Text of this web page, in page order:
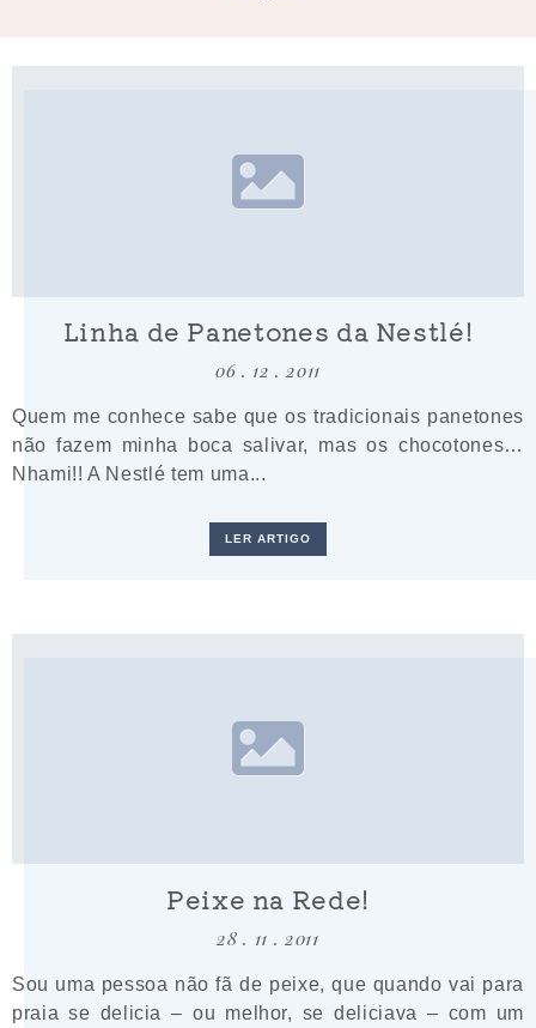
Linha de Panetones da Nestlé!
06 . 12 . 2011
Quem me conhece sabe que os tradicionais panetones
não fazem minha boca salivar, mas os chocotones…
Nhami!! A Nestlé tem uma...
LER ARTIGO
Peixe na Rede!
28 . 11 . 2011
Sou uma pessoa não fã de peixe, que quando vai para
praia se delicia – ou melhor, se deliciava – com um